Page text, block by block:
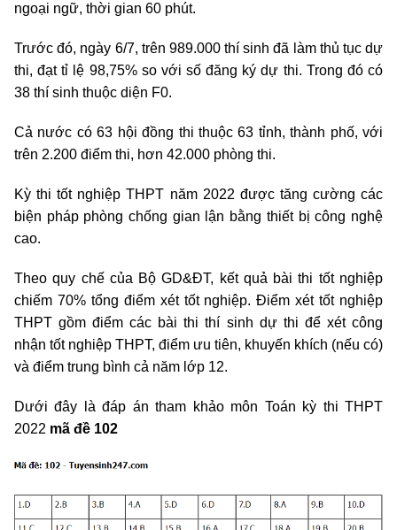
ngoại ngữ, thời gian 60 phút.
Trước đó, ngày 6/7, trên 989.000 thí sinh đã làm thủ tục dự
thi, đạt tỉ lệ 98,75% so với số đăng ký dự thi. Trong đó có
38 thí sinh thuộc diện F0.
Cả nước có 63 hội đồng thi thuộc 63 tỉnh, thành phố, với
trên 2.200 điểm thi, hơn 42.000 phòng thi.
Kỳ thi tốt nghiệp THPT năm 2022 được tăng cường các
biện pháp phòng chống gian lận bằng thiết bị công nghệ
cao.
Theo quy chế của Bộ GD&ĐT, kết quả bài thi tốt nghiệp
chiếm 70% tổng điểm xét tốt nghiệp. Điểm xét tốt nghiệp
THPT gồm điểm các bài thi thí sinh dự thi để xét công
nhận tốt nghiệp THPT, điểm ưu tiên, khuyến khích (nếu có)
và điểm trung bình cả năm lớp 12.
Dưới đây là đáp án tham khảo môn Toán kỳ thi THPT
2022 mã đề 102